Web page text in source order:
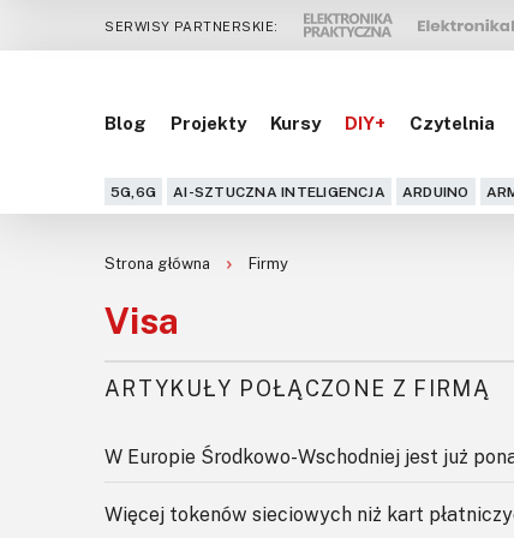
SERWISY PARTNERSKIE:
Blog Projekty Kursy DIY+ Czytelnia
5G,6G AI-SZTUCZNA INTELIGENCJA ARDUINO
Strona główna Firmy
Visa
ARTYKUŁY POŁĄCZONE Z FIRMĄ
W Europie Środkowo-Wschodniej jest już
Więcej tokenów sieciowych niż kart